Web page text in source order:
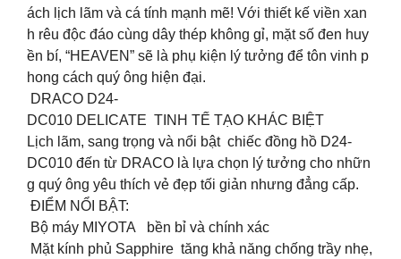
ách lịch lãm và cá tính mạnh mẽ! Với thiết kế viền xan
h rêu độc đáo cùng dây thép không gỉ, mặt số đen huy
ền bí, “HEAVEN” sẽ là phụ kiện lý tưởng để tôn vinh p
hong cách quý ông hiện đại.
DRACO D24-
DC010 DELICATE TINH TẾ TẠO KHÁC BIỆT
Lịch lãm, sang trọng và nổi bật chiếc đồng hồ D24-
DC010 đến từ DRACO là lựa chọn lý tưởng cho nhữn
g quý ông yêu thích vẻ đẹp tối giản nhưng đẳng cấp.
ĐIỂM NỔI BẬT:
Bộ máy MIYOTA bền bỉ và chính xác
Mặt kính phủ Sapphire tăng khả năng chống trầy nhẹ,